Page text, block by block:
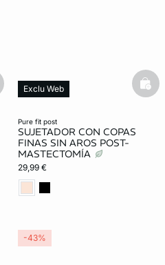
pure fit post
SUJETADOR CON COPAS
FINAS SIN AROS POST-
MASTECTOMÍA
29,99 €
Exclu Web
Post Operatorio
-43%